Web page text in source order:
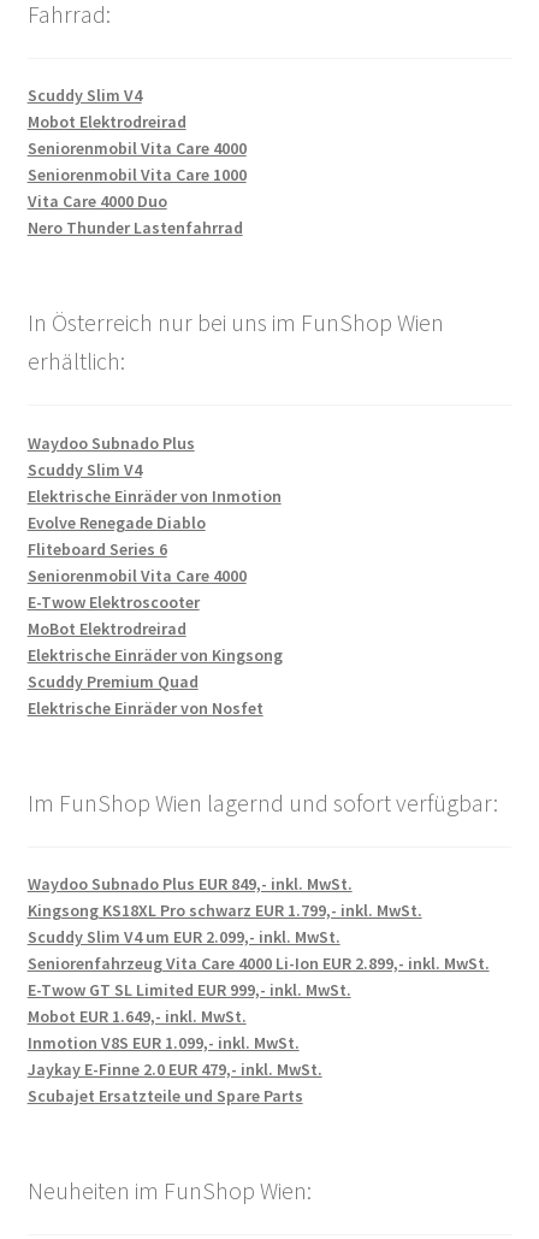
Fahrrad:
Scuddy Slim V4
Mobot Elektrodreirad
Seniorenmobil Vita Care 4000
Seniorenmobil Vita Care 1000
Vita Care 4000 Duo
Nero Thunder Lastenfahrrad
In Österreich nur bei uns im FunShop Wien
erhältlich:
Waydoo Subnado Plus
Scuddy Slim V4
Elektrische Einräder von Inmotion
Evolve Renegade Diablo
Fliteboard Series 6
Seniorenmobil Vita Care 4000
E-Twow Elektroscooter
MoBot Elektrodreirad
Elektrische Einräder von Kingsong
Scuddy Premium Quad
Elektrische Einräder von Nosfet
Im FunShop Wien lagernd und sofort verfügbar:
Waydoo Subnado Plus EUR 849,- inkl. MwSt.
Kingsong KS18XL Pro schwarz EUR 1.799,- inkl. MwSt.
Scuddy Slim V4 um EUR 2.099,- inkl. MwSt.
Seniorenfahrzeug Vita Care 4000 Li-Ion EUR 2.899,- inkl. MwSt.
E-Twow GT SL Limited EUR 999,- inkl. MwSt.
Mobot EUR 1.649,- inkl. MwSt.
Inmotion V8S EUR 1.099,- inkl. MwSt.
Jaykay E-Finne 2.0 EUR 479,- inkl. MwSt.
Scubajet Ersatzteile und Spare Parts
Neuheiten im FunShop Wien: